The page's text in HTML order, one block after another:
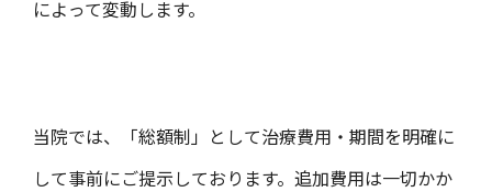
によって変動します。
当院では、「総額制」として治療費用・期間を明確に
して事前にご提示しております。追加費用は一切かか